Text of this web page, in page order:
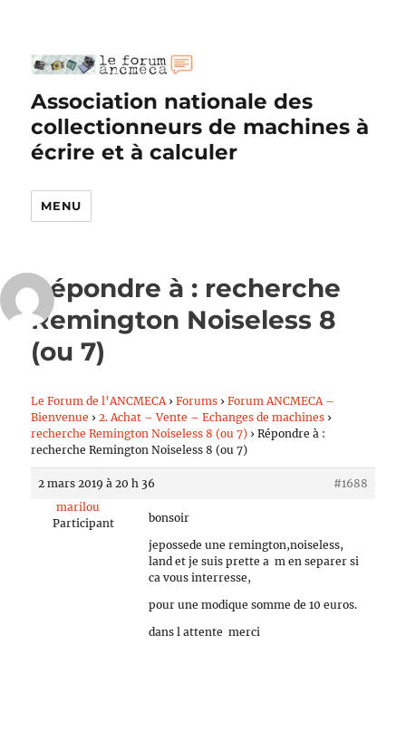
Association nationale des
collectionneurs de machines à
écrire et à calculer
MENU
Répondre à : recherche
Remington Noiseless 8
(ou 7)
Le Forum de l’ANCMECA › Forums › Forum ANCMECA –
Bienvenue › 2. Achat – Vente – Echanges de machines ›
recherche Remington Noiseless 8 (ou 7) › Répondre à :
recherche Remington Noiseless 8 (ou 7)
2 mars 2019 à 20 h 36
#1688
marilou
Participant
bonsoir
jepossede une remington,noiseless,
land et je suis prette a m en separer si
ca vous interresse,
pour une modique somme de 10 euros.
dans l attente merci